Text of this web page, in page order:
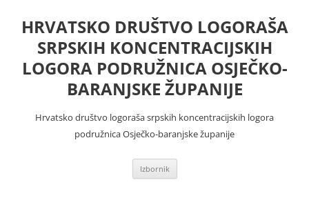
sadržaja
HRVATSKO DRUŠTVO LOGORAŠA
SRPSKIH KONCENTRACIJSKIH
LOGORA PODRUŽNICA OSJEČKO-
BARANJSKE ŽUPANIJE
Hrvatsko društvo logoraša srpskih koncentracijskih logora
podružnica Osječko-baranjske županije
Izbornik